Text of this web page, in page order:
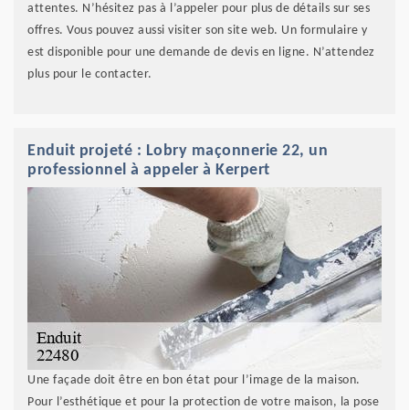
attentes. N’hésitez pas à l’appeler pour plus de détails sur ses
offres. Vous pouvez aussi visiter son site web. Un formulaire y
est disponible pour une demande de devis en ligne. N’attendez
plus pour le contacter.
Enduit projeté : Lobry maçonnerie 22, un
professionnel à appeler à Kerpert
Une façade doit être en bon état pour l’image de la maison.
Pour l’esthétique et pour la protection de votre maison, la pose